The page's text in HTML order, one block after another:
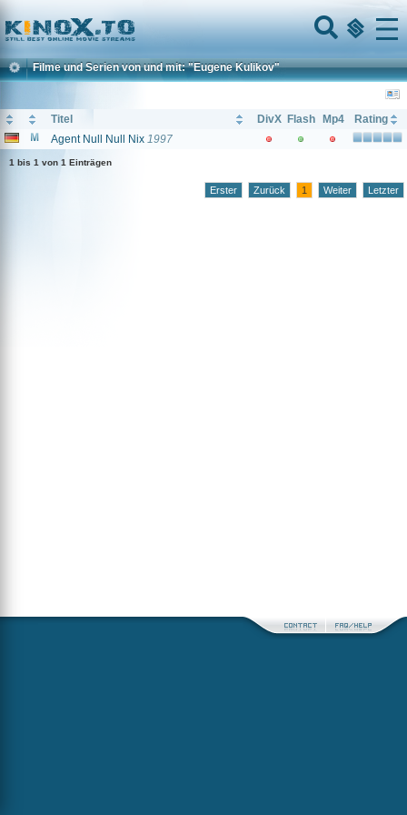
Home
Menu
Filme und Serien von und mit: "Eugene Kulikov"
Titel DivX Flash Mp4
Rating
Agent Null Null Nix 1997
1 bis 1 von 1 Einträgen
Erster Zurück 1 Weiter Letzter